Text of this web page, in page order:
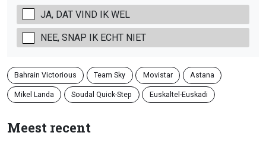
JA, DAT VIND IK WEL
NEE, SNAP IK ECHT NIET
Bahrain Victorious Team Sky Movistar Astana
Mikel Landa Soudal Quick-Step Euskaltel-Euskadi
Meest recent